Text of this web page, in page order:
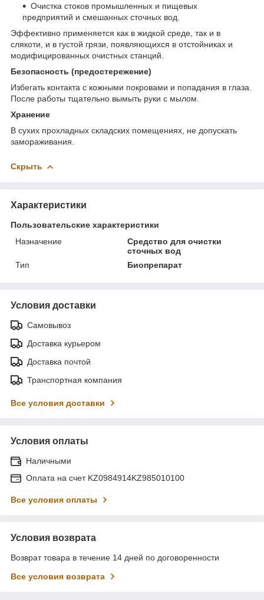
Очистка стоков промышленных и пищевых
предприятий и смешанных сточных вод.
Эффективно применяется как в жидкой среде, так и в
слякоти, и в густой грязи, появляющихся в отстойниках и
модифицированных очистных станций.
Безопасность (предостережение)
Избегать контакта с кожными покровами и попадания в глаза.
После работы тщательно вымыть руки с мылом.
Хранение
В сухих прохладных складских помещениях, не допускать
замораживания.
Скрыть
Характеристики
Пользовательские характеристики
Назначение
Средство для очистки
сточных вод
Тип
Биопрепарат
Условия доставки
Самовывоз
Доставка курьером
Доставка почтой
Транспортная компания
Все условия доставки
Условия оплаты
Наличными
Оплата на счет KZ0984914KZ985010100
Все условия оплаты
Условия возврата
Возврат товара в течение 14 дней по договоренности
Все условия возврата